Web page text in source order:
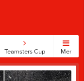
Teamsters Cup Mer